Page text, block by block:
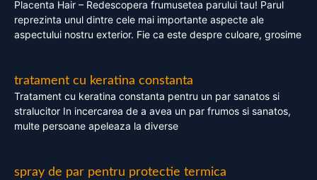
Placenta Hair – Redescopera frumusetea parului tau! Parul
reprezinta unul dintre cele mai importante aspecte ale
aspectului nostru exterior. Fie ca este despre culoare, grosime
tratament cu keratina constanta
Tratament cu keratina constanta pentru un par sanatos si
stralucitor In incercarea de a avea un par frumos si sanatos,
multe persoane apeleaza la diverse
spray de par pentru protectie termica